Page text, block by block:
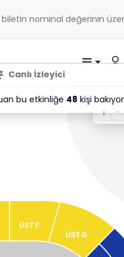
biletin nominal değerinin
ÜST F
ÜST G
Canlı İzleyici
bu etkinliğe 48 kişi bakıyor